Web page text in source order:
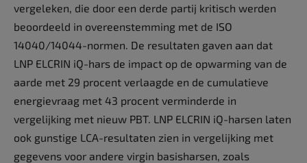
vergeleken, die door een derde partij kritisch werden
beoordeeld in overeenstemming met de ISO
14040/14044-normen. De resultaten gaven aan dat
LNP ELCRIN iQ-hars de impact op de opwarming van de
aarde met 29 procent verlaagde en de cumulatieve
energievraag met 43 procent verminderde in
vergelijking met nieuw PBT. LNP ELCRIN iQ-harsen laten
ook gunstige LCA-resultaten zien in vergelijking met
gegevens voor andere virgin basisharsen, zoals